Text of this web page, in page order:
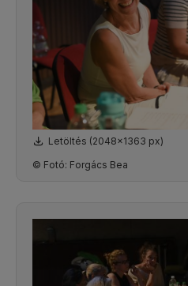
Letöltés (2048x1363 px)
© Fotó: Forgács Bea